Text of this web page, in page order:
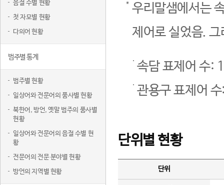
음절 수별 현황
첫 자모별 현황
다의어 현황
범주별 통계
범주별 현황
일상어와 전문어의 품사별 현황
북한어, 방언, 옛말 범주의 품사별
현황
일상어와 전문어의 음절 수별 현
황
전문어의 전문 분야별 현황
방언의 지역별 현황
우리말샘에서는
제어로 실었음.
속담 표제어 수:
관용구 표제어
단위별 현황
단위